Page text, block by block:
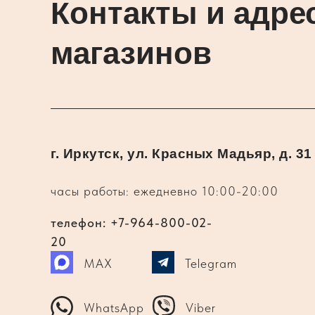
Контакты и
магазинов
часы работы: ежедневно 10:00-20:00
г. Иркутск, ул. Красных Мадьяр, д. 31
WhatsApp Viber
Telegram
MAX
телефон: +7-964-800-02-
20